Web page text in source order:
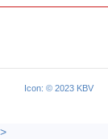
Icon: © 2023 KBV
>